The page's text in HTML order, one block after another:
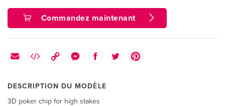
Commandez maintenant
DESCRIPTION DU MODÈLE
3D poker chip for high stakes